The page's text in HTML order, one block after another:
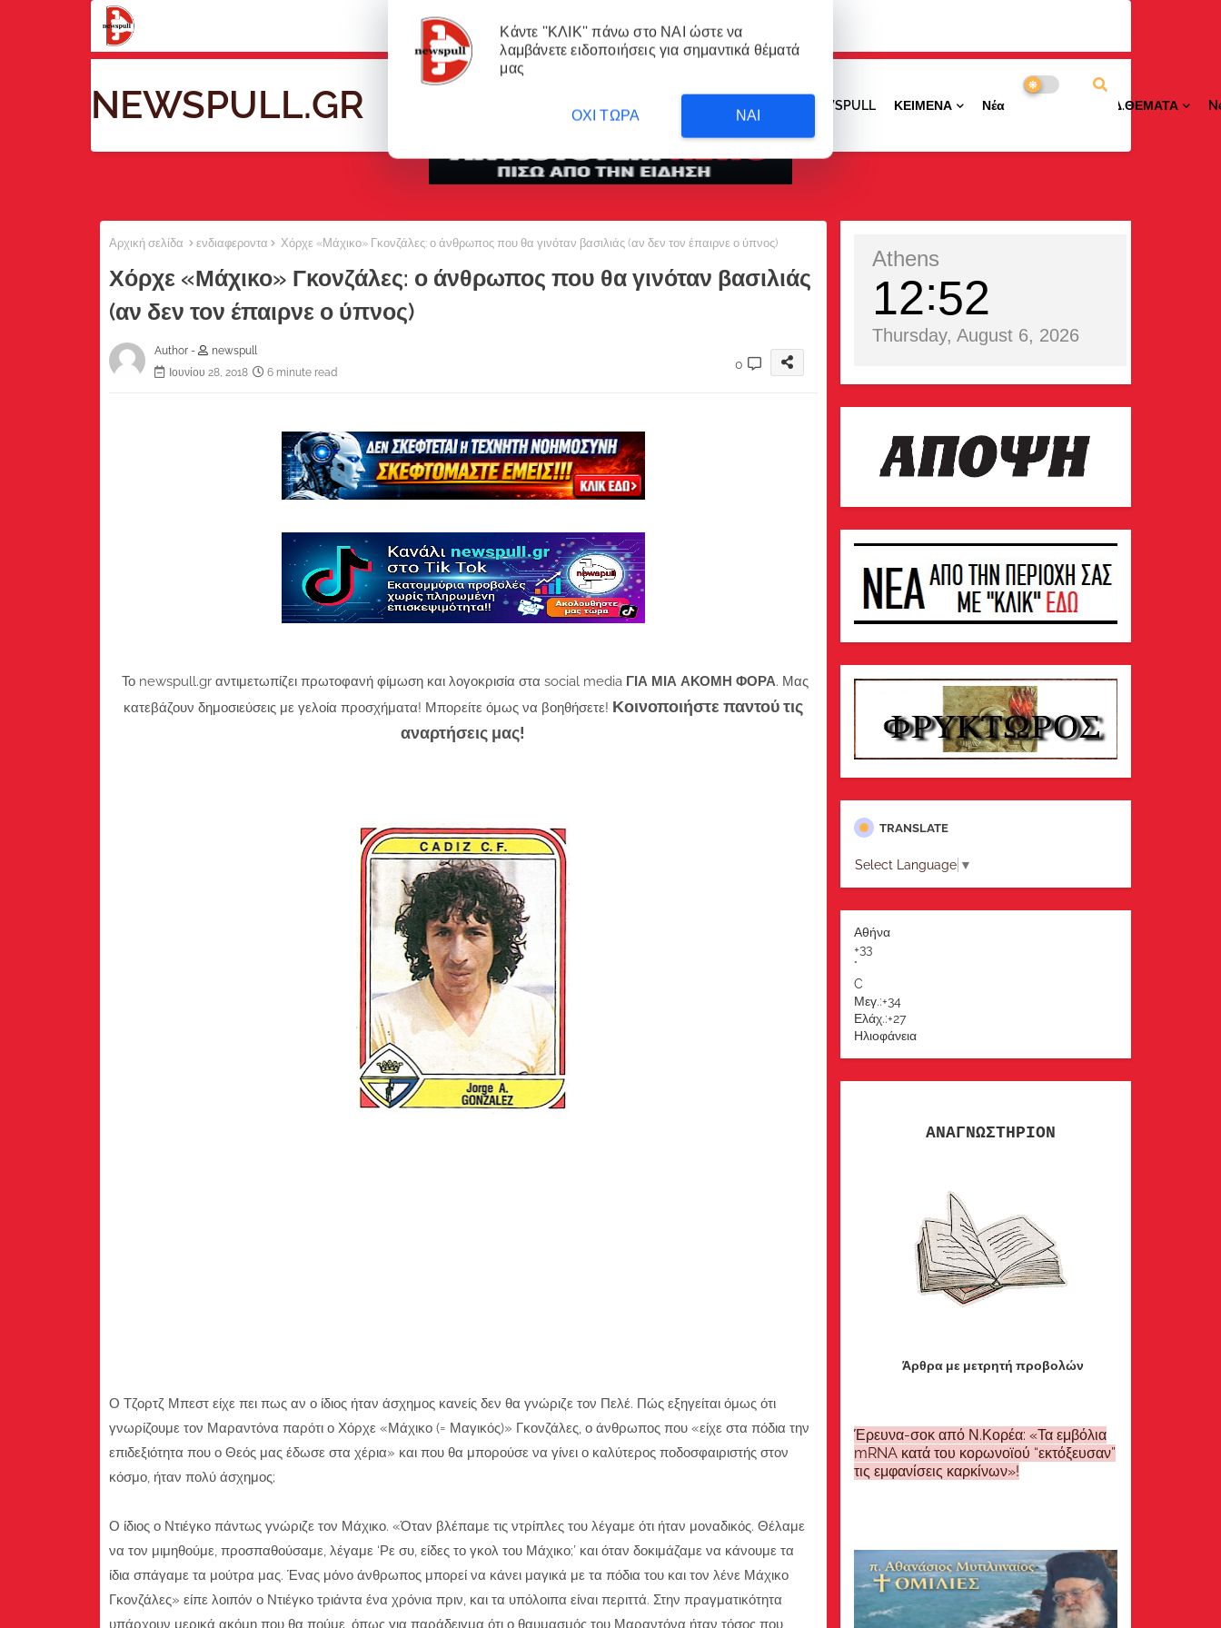
NEWSPULL.GR ΜΕΤΑΦΡΑΣΕΙΣ NEWSPULL ΚΕΙΜΕΝΑ ΝέαΠΕΡΙΟΧΩΝ ΕΙΔ.ΘΕΜΑΤΑ
Αρχική σελίδα ενδιαφεροντα Χόρχε «Μάχικο» Γκονζάλες: ο άνθρωπος που θα γινόταν βασιλιάς (αν δεν τον έπαιρνε ο ύπνος)
Χόρχε «Μάχικο» Γκονζάλες: ο άνθρωπος που θα γινόταν βασιλιάς
(αν δεν τον έπαιρνε ο ύπνος)
Author -
newspull
Ιουνίου 28, 2018
6 minute read
0
Το newspull.gr αντιμετωπίζει πρωτοφανή φίμωση και λογοκρισία στα social media ΓΙΑ ΜΙΑ ΑΚΟΜΗ ΦΟΡΑ. Μας
κατεβάζουν δημοσιεύσεις με γελοία προσχήματα! Μπορείτε όμως να βοηθήσετε! Κοινοποιήστε παντού τις
αναρτήσεις μας!
Ο Τζορτζ Μπεστ είχε πει πως αν ο ίδιος ήταν άσχημος κανείς δεν θα γνώριζε τον Πελέ. Πώς εξηγείται όμως ότι
γνωρίζουμε τον Μαραντόνα παρότι ο Χόρχε «Μάχικο (= Μαγικός)» Γκονζάλες, ο άνθρωπος που «είχε στα πόδια την
επιδεξιότητα που ο Θεός μας έδωσε στα χέρια» και που θα μπορούσε να γίνει ο καλύτερος ποδοσφαιριστής στον
κόσμο, ήταν πολύ άσχημος;
Ο ίδιος ο Ντιέγκο πάντως γνώριζε τον Μάχικο. «Όταν βλέπαμε τις ντρίπλες του λέγαμε ότι ήταν μοναδικός. Θέλαμε
να τον μιμηθούμε, προσπαθούσαμε, λέγαμε ‘Ρε συ, είδες το γκολ του Μάχικο;’ και όταν δοκιμάζαμε να κάνουμε τα
ίδια σπάγαμε τα μούτρα μας. Ένας μόνο άνθρωπος μπορεί να κάνει μαγικά με τα πόδια του και τον λένε Μάχικο
Γκονζάλες» είπε λοιπόν ο Ντιέγκο τριάντα ένα χρόνια πριν, και τα υπόλοιπα είναι περιττά. Στην πραγματικότητα
υπάρχουν μερικά ακόμη που θα πούμε, όπως για παράδειγμα ότι ο θαυμασμός του Μαραντόνα ήταν τόσος που
Athens
12 52
Thursday, August 6, 2026
TRANSLATE
Select Language ▼
Αθήνα
+33
°
C
Μεγ.:+34
Ελάχ.:+27
Ηλιοφάνεια
ΑΝΑΓΝΩΣΤΗΡΙΟΝ
Άρθρα με μετρητή προβολών
Έρευνα-σοκ από Ν.Κορέα: «Τα εμβόλια
mRNA κατά του κορωνοϊού “εκτόξευσαν”
τις εμφανίσεις καρκίνων»!
Κάντε ''ΚΛΙΚ'' πάνω στο ΝΑΙ ώστε να
λαμβάνετε ειδοποιήσεις για σημαντικά θέματά
μας
ΝΑΙ
ΟΧΙ ΤΩΡΑ